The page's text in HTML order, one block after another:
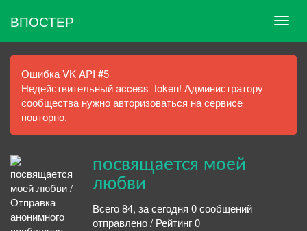
ВПОСТЕР
Ошибка VK API #5
Недействительный access_token! Администратору
сообщества нужно авторизоваться на сервисе
повторно.
посвящается моей
любви
Всего 84, за сегодня 0 сообщений
отправлено / Рейтинг 0